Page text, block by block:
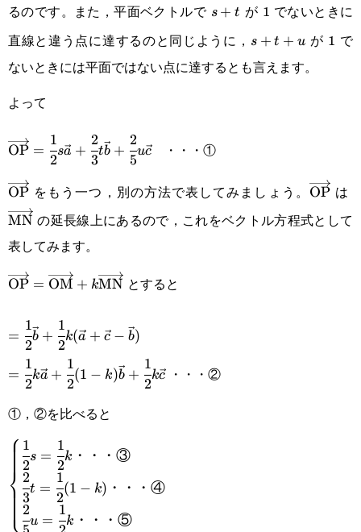
るのです。また，平面ベクトルで s+t
s + t が 1 でないときに
直線と違う点に達するのと同じように， s+t+u
s + t + u が 1 で
ないときには平面ではない点に達するとも言えます。
よって
\overrightarrow{\text{OP}}=\cfrac{1}
{2}s\vec{a}+\cfrac{2}
{3}t\vec{b}+\cfrac{2}{5}u\vec{c}
OP =
2
1
sa +
3
2
tb +
5
2
uc・・・①
\overrightarrow{\text{OP}}
OP をもう一つ，別の方法で表してみましょう。 OPは
MN の延長線上にあるので，これをベクトル方程式として
表してみます。
OP = OM + kMN とすると
=\cfrac{1}
{2}\vec{b}+\cfrac{1}
{2}k(\vec{a}+\vec{c}-
\vec{b})
=
2
1
b +
2
1
k(a + c − b)
=\cfrac{1}
{2}k\vec{a}+\cfrac{1}
{2}(1-
k)\vec{b}+\cfrac{1}
{2}k\vec{c}
=
2
1
ka +
2
1
(1 − k)b +
2
1
kc・・・②
①，②を比べると
\begin{cases}\cfrac{1}
{2}s=\cfrac{1}
{2}k・・・
⎩
⎨
⎧ 2
1
s =
2
1
k ・・・ ③
3
2
t =
2
1
(1 − k) ・・・④
2
u =
1
k ・・・ ⑤